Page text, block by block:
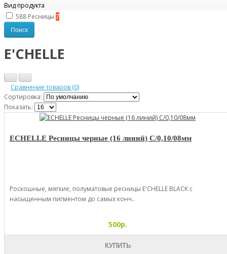
Вид продукта
588 Ресницы 7
E'CHELLE
Сравнение товаров (0)
Сортировка:
Показать:
ECHELLE Ресницы черные (16 линий) C/0,10/08мм
Роскошные, мягкие, полуматовые ресницы E'CHELLE BLACK с
насыщенным пигментом до самых конч..
500р.
КУПИТЬ